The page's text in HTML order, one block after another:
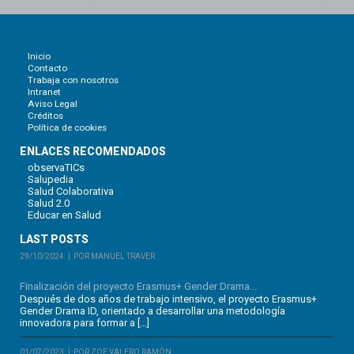
Inicio
Contacto
Trabaja con nosotros
Intranet
Aviso Legal
Créditos
Política de cookies
ENLACES RECOMENDADOS
observaTICs
Salupedia
Salud Colaborativa
Salud 2.0
Educar en Salud
LAST POSTS
29/10/2024 POR MANUEL TRAVER
Finalización del proyecto Erasmus+ Gender Drama...
Después de dos años de trabajo intensivo, el proyecto Erasmus+
Gender Drama ID, orientado a desarrollar una metodología
innovadora para formar a […]
01/07/2023 POR ZOE VALERO RAMÓN